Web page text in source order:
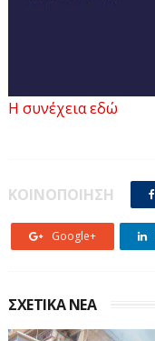
Η συνέχεια εδώ
ΚΟΙΝΟΠΟΙΗΣΗ
Google+
ΣΧΕΤΙΚΑ ΝΕΑ